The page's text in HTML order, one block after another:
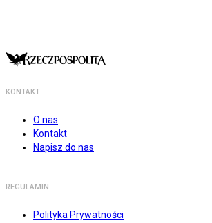
KONTAKT
O nas
Kontakt
Napisz do nas
REGULAMIN
Polityka Prywatności